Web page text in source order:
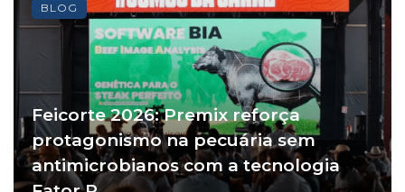
Feicorte 2026: Premix reforça
protagonismo na pecuária sem
antimicrobianos com a tecnologia
BLOG